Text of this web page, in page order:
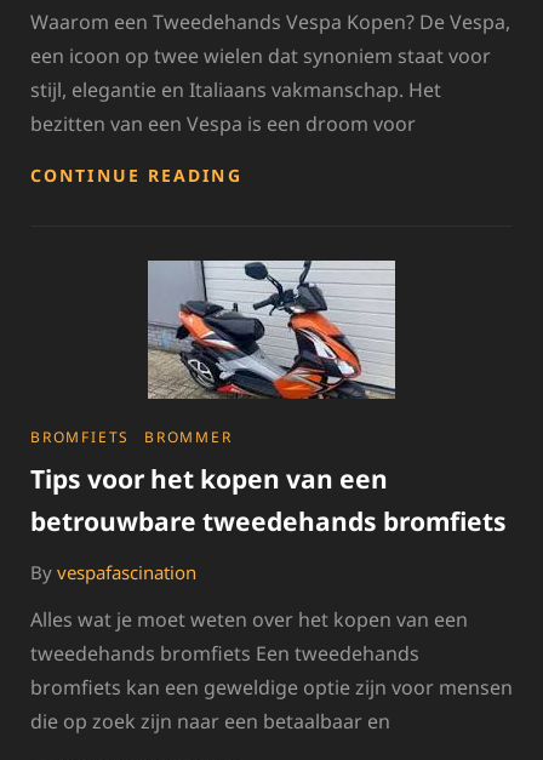
Waarom een Tweedehands Vespa Kopen? De Vespa,
een icoon op twee wielen dat synoniem staat voor
stijl, elegantie en Italiaans vakmanschap. Het
bezitten van een Vespa is een droom voor
CONTINUE READING
VAN
EEN
TWEEDEHANDS
VESPA
CATEGORIES
BROMFIETS BROMMER
Tips voor het kopen van een
betrouwbare tweedehands bromfiets
By vespafascination
Alles wat je moet weten over het kopen van een
tweedehands bromfiets Een tweedehands
bromfiets kan een geweldige optie zijn voor mensen
die op zoek zijn naar een betaalbaar en